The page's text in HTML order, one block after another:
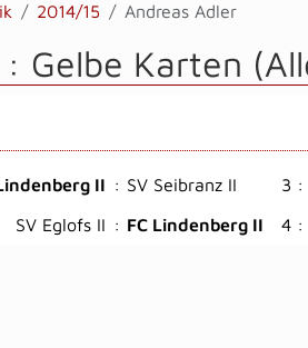
2014/15 Andreas Adler
Gelbe Karten
II : SV Seibranz II 3 :
SV Eglofs II : FC Lindenberg II 4 :